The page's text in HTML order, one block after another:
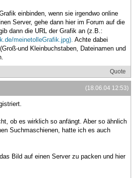
einbinden, wenn sie irgendwo online
Server, gehe dann hier im Forum auf die
dann die URL der Grafik an (z.B.:
meinetolleGrafik.jpg). Achte dabei
und Kleinbuchstaben, Dateinamen und
Quote
(18.06.04 12:53)
ob es wirklich so anfängt. Aber so ähnlich
Suchmaschienen, hatte ich es auch
Bild auf einen Server zu packen und hier